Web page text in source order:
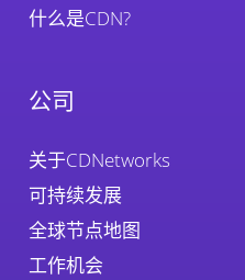
什么是CDN?
公司
关于CDNetworks
可持续发展
全球节点地图
工作机会